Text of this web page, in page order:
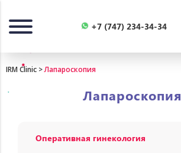
+7 (747) 234-34-34
IRM Clinic >Лапароскопия
Лапароскопия
Оперативная гинекология